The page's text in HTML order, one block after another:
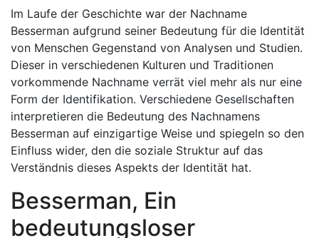
Im Laufe der Geschichte war der Nachname
Besserman aufgrund seiner Bedeutung für die Identität
von Menschen Gegenstand von Analysen und Studien.
Dieser in verschiedenen Kulturen und Traditionen
vorkommende Nachname verrät viel mehr als nur eine
Form der Identifikation. Verschiedene Gesellschaften
interpretieren die Bedeutung des Nachnamens
Besserman auf einzigartige Weise und spiegeln so den
Einfluss wider, den die soziale Struktur auf das
Verständnis dieses Aspekts der Identität hat.
Besserman, Ein
bedeutungsloser